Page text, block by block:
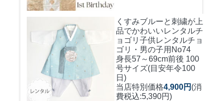
くすみブルーと刺繍が上
品でかわいいレンタルチ
ョゴリ 子供レンタルチョ
ゴリ・男の子用No74
身長57～69cm前後 100
号サイズ(目安年令100
日)
当店特別価格4,900円 (消
費税込:5,390円)